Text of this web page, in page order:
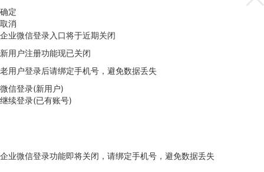
确定
取消
企业微信登录入口将于近期关闭
新用户注册功能现已关闭
老用户登录后请绑定手机号，避免数据丢失
微信登录(新用户)
继续登录(已有账号)
企业微信登录功能即将关闭，请绑定手机号，避免数据丢失